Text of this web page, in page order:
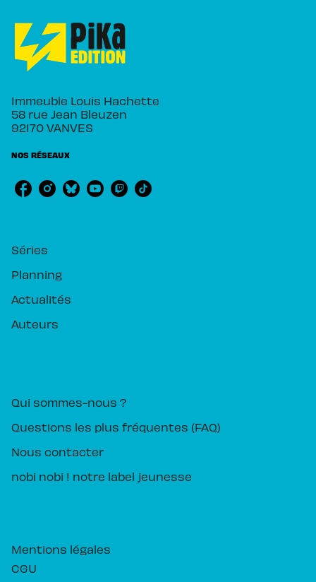
Immeuble Louis Hachette
58 rue Jean Bleuzen
92170 VANVES
NOS RÉSEAUX
Séries
Planning
Actualités
Auteurs
Qui sommes-nous ?
Questions les plus fréquentes (FAQ)
Nous contacter
nobi nobi ! notre label jeunesse
Mentions légales
CGU